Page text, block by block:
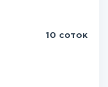
10 соток